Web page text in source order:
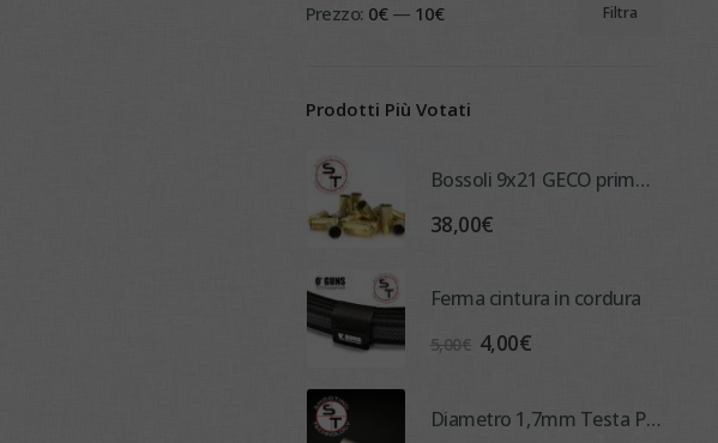
Filtra
Prezzo: 0€— 10€
Prodotti Più Votati
Bossoli 9x21 GECO primo sparo non lavati/non decapsulat (1000 pcs)
38,00€
Ferma cintura in cordura
5,00€ Il
era:
4,00€Il
è:
Diametro 1,7mm Testa Punzone per ADM